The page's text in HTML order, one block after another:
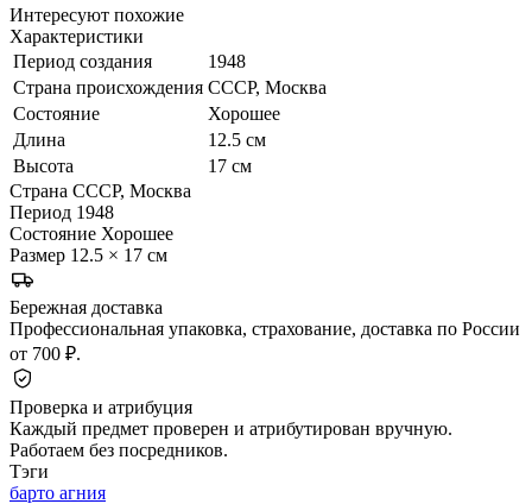
Интересуют похожие
Характеристики
Период создания
1948
Страна происхождения СССР, Москва
Состояние
Хорошее
Длина
12.5 см
Высота
17 см
Страна СССР, Москва
Период 1948
Состояние Хорошее
Размер 12.5 × 17 см
Бережная доставка
Профессиональная упаковка, страхование, доставка по России
от 700 ₽.
Проверка и атрибуция
Каждый предмет проверен и атрибутирован вручную.
Работаем без посредников.
Тэги
барто агния